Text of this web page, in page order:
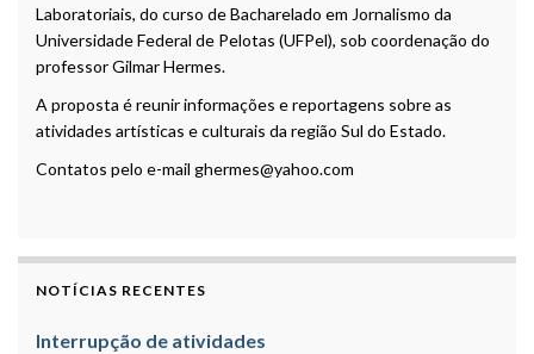
Laboratoriais, do curso de Bacharelado em Jornalismo da
Universidade Federal de Pelotas (UFPel), sob coordenação do
professor Gilmar Hermes.
A proposta é reunir informações e reportagens sobre as
atividades artísticas e culturais da região Sul do Estado.
Contatos pelo e-mail ghermes@yahoo.com
NOTÍCIAS RECENTES
Interrupção de atividades